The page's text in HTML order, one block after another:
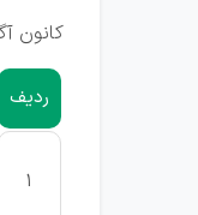
کانون
ردیف
1